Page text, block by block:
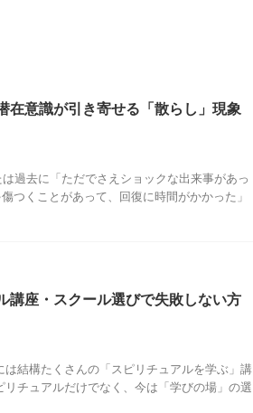
在意識が引き寄せる「散らし」現象
過去に「ただでさえショックな出来事があっ
つくことがあって、回復に時間がかかった」
講座・スクール選びで失敗しない方
結構たくさんの「スピリチュアルを学ぶ」講
チュアルだけでなく、今は「学びの場」の選